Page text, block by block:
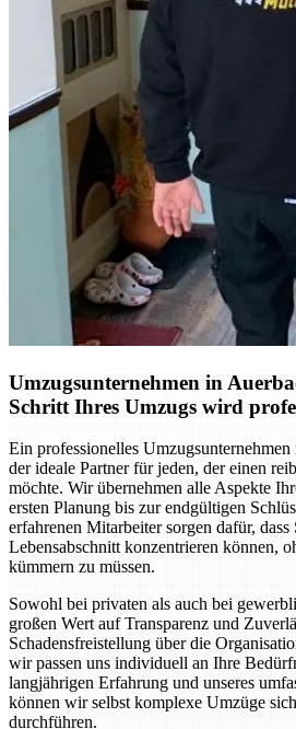
Umzugsunternehmen in
Schritt Ihres Umzugs wird
Ein professionelles
der ideale Partner für jeden, der einen
möchte. Wir übernehmen alle Aspekte
ersten Planung bis zur endgültigen
erfahrenen Mitarbeiter sorgen dafür, dass
Lebensabschnitt konzentrieren können,
kümmern zu müssen.
Sowohl bei privaten als auch bei
großen Wert auf Transparenz und
Schadensfreistellung über die
wir passen uns individuell an Ihre
langjährigen Erfahrung und unseres
können wir selbst komplexe Umzüge
durchführen.